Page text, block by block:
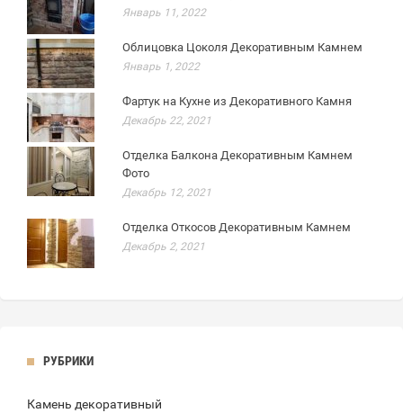
Январь 11, 2022
Облицовка Цоколя Декоративным Камнем
Январь 1, 2022
Фартук на Кухне из Декоративного Камня
Декабрь 22, 2021
Отделка Балкона Декоративным Камнем
Фото
Декабрь 12, 2021
Отделка Откосов Декоративным Камнем
Декабрь 2, 2021
РУБРИКИ
Камень декоративный